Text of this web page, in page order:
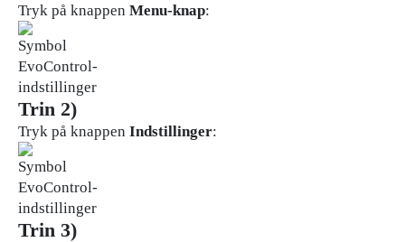
Tryk på knappen Menu-knap:
Trin 2)
Tryk på knappen Indstillinger:
Trin 3)